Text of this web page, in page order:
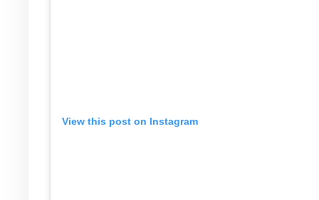
View this post on Instagram